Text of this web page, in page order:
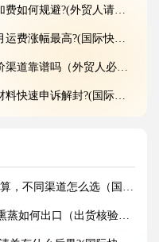
何规避?(外贸人请注意)
高?(国际快递干货知识分享)
靠谱吗（外贸人必看篇）
解封?(国际快递干货知识分享)
留吗?(国际快递干货知识分享)
么麻烦?(国际快递干货知识分享)
例是多少（外贸人请注意）
滞留后果?(外贸人请注意)
么选（国际空运干货知识分享）
口（出货核验要点有哪些）